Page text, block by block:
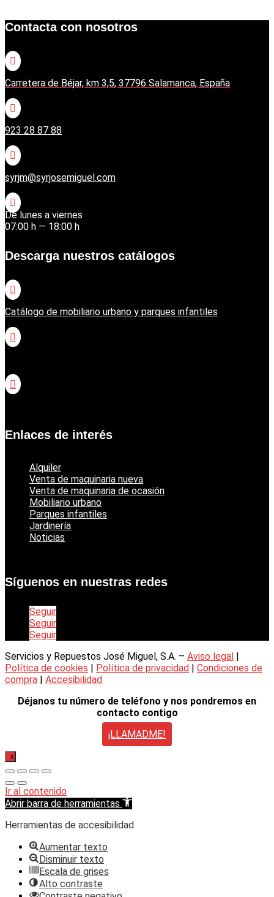
Contacta con nosotros

Carretera de Béjar, km 3,5, 37796 Salamanca, España

923 28 87 88

syrjm@syrjosemiguel.com

De lunes a viernes
07:00 h — 18:00 h
Descarga nuestros catálogos

Catálogo de mobiliario urbano y parques infantiles


Enlaces de interés
Alquiler
Venta de maquinaria nueva
Venta de maquinaria de ocasión
Mobiliario urbano
Parques infantiles
Jardinería
Noticias
Síguenos en nuestras redes
Seguir
Seguir
Seguir
Servicios y Repuestos José Miguel, S.A. – Aviso legal |
Política de cookies | Política de privacidad | Condiciones de
compra | Accesibilidad
Déjanos tu número de teléfono y nos pondremos en
contacto contigo
¡LLAMADME!
X
Ir al contenido
Abrir barra de herramientas
Herramientas de accesibilidad
Aumentar texto
Disminuir texto
Escala de grises
Alto contraste